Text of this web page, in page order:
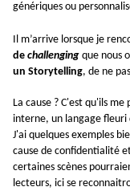
génériques ou
Il m’arrive lorsque je
de challenging que nous
un Storytelling, de ne
La cause ? C'est qu'ils
interne, un langage fleuri
J'ai quelques exemples
cause de confidentialité
certaines scènes
lecteurs, ici se